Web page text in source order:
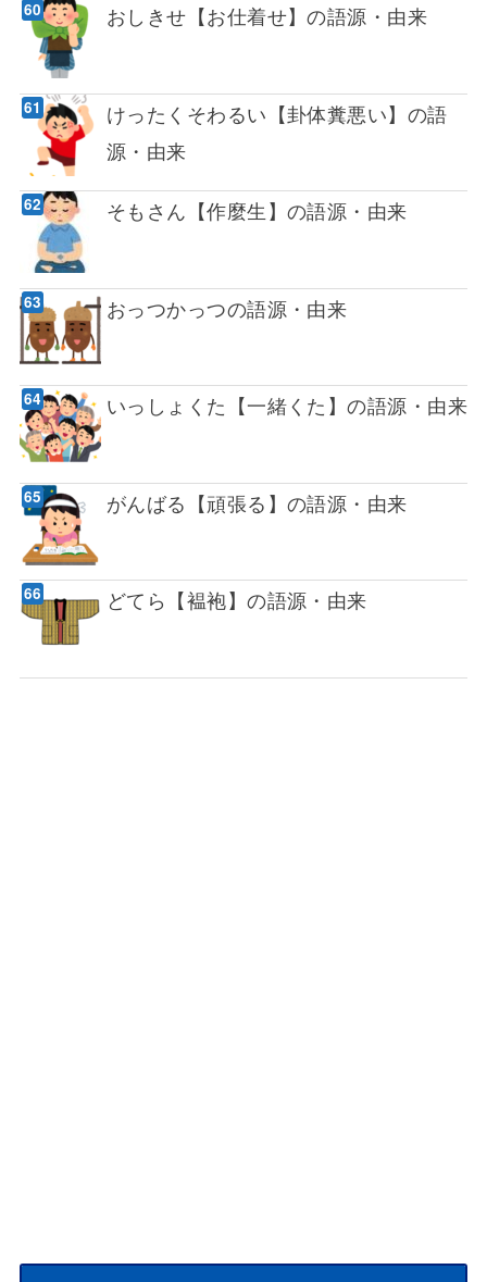
おしきせ【お仕着せ】の語源・由来
けったくそわるい【卦体糞悪い】の語
源・由来
そもさん【作麼生】の語源・由来
おっつかっつの語源・由来
いっしょくた【一緒くた】の語源・由来
がんばる【頑張る】の語源・由来
どてら【褞袍】の語源・由来